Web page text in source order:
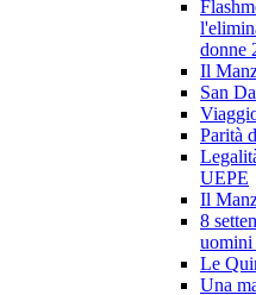
donne
Il
San
Parità
UEPE
Il
8
uomini
Le
Una